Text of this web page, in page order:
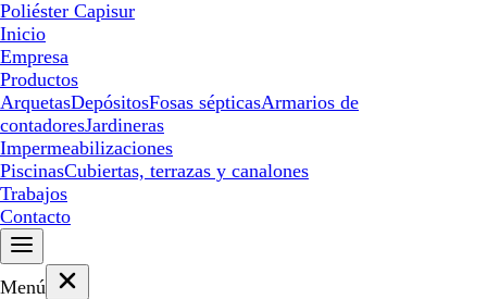
Poliéster Capisur
Inicio
Empresa
Productos
ArquetasDepósitosFosas sépticasArmarios de
contadoresJardineras
Impermeabilizaciones
PiscinasCubiertas, terrazas y canalones
Trabajos
Contacto
Menú